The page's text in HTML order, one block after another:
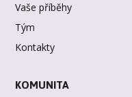
Vaše příběhy
Tým
Kontakty
KOMUNITA